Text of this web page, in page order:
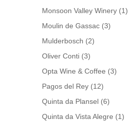
Monsoon Valley Winery (1)
Moulin de Gassac (3)
Mulderbosch (2)
Oliver Conti (3)
Opta Wine & Coffee (3)
Pagos del Rey (12)
Quinta da Plansel (6)
Quinta da Vista Alegre (1)